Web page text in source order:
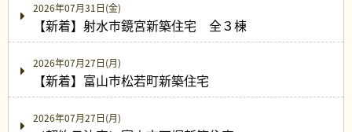
2026年07月31日(金)
【新着】射水市鏡宮新築住宅 全３棟
2026年07月27日(月)
【新着】富山市松若町新築住宅
2026年07月27日(月)